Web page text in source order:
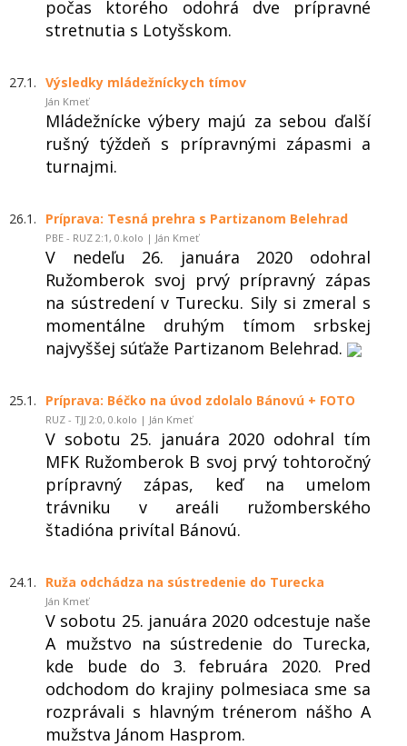
počas ktorého odohrá dve prípravné
stretnutia s Lotyšskom.
27.1. Výsledky mládežníckych tímov
Ján Kmeť
Mládežnícke výbery majú za sebou ďalší
rušný týždeň s prípravnými zápasmi a
turnajmi.
26.1. Príprava: Tesná prehra s Partizanom Belehrad
PBE - RUZ 2:1, 0.kolo | Ján Kmeť
V nedeľu 26. januára 2020 odohral
Ružomberok svoj prvý prípravný zápas
na sústredení v Turecku. Sily si zmeral s
momentálne druhým tímom srbskej
najvyššej súťaže Partizanom Belehrad.
25.1. Príprava: Béčko na úvod zdolalo Bánovú + FOTO
RUZ - TJJ 2:0, 0.kolo | Ján Kmeť
V sobotu 25. januára 2020 odohral tím
MFK Ružomberok B svoj prvý tohtoročný
prípravný zápas, keď na umelom
trávniku v areáli ružomberského
štadióna privítal Bánovú.
24.1. Ruža odchádza na sústredenie do Turecka
Ján Kmeť
V sobotu 25. januára 2020 odcestuje naše
A mužstvo na sústredenie do Turecka,
kde bude do 3. februára 2020. Pred
odchodom do krajiny polmesiaca sme sa
rozprávali s hlavným trénerom nášho A
mužstva Jánom Hasprom.